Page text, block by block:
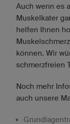
Auch wenn es
Muskelkater
helfen Ihnen
können. Wir
schmerzfreien
Noch mehr
auch unsere